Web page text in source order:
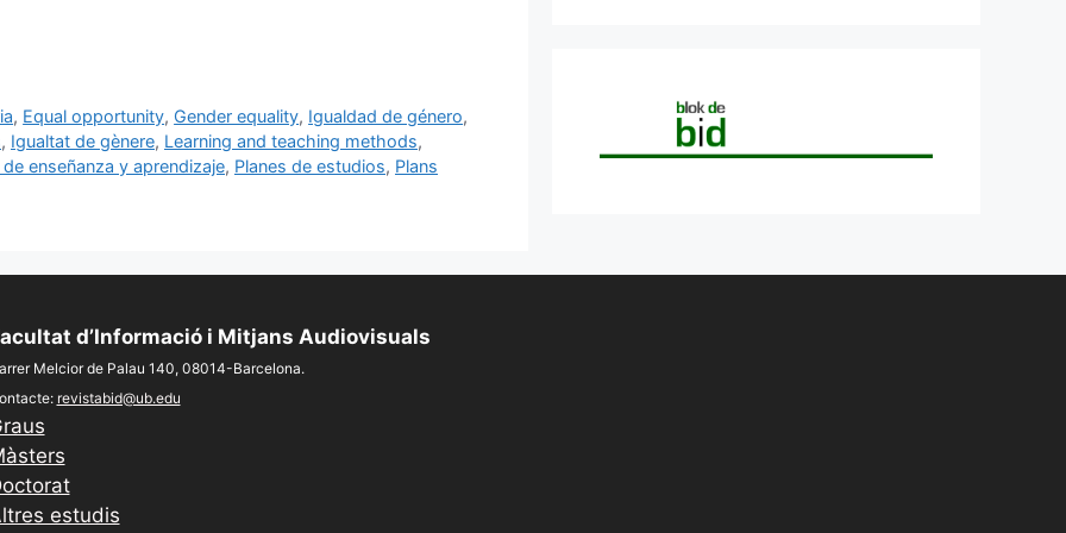
, Equal opportunity, Gender equality, Igualdad de género,
, Igualtat de gènere, Learning and teaching methods,
enseñanza y aprendizaje, Planes de estudios, Plans
d’Informació i Mitjans Audiovisuals
Melcior de Palau 140, 08014-Barcelona.
revistabid@ub.edu
estudis